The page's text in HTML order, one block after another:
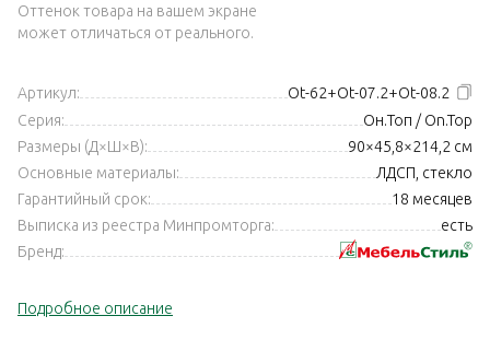
Оттенок товара на вашем экране
может отличаться от реального.
Артикул:
Ot-62+Ot-07.2+Ot-08.2
Серия:
Он.Топ / On.Top
Размеры (Д×Ш×В):
90×45,8×214,2 см
Основные материалы:
ЛДСП, стекло
Гарантийный срок:
18 месяцев
Выписка из реестра Минпромторга:
есть
Бренд:
Подробное описание